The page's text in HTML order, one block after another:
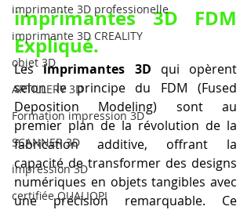
imprimante 3D professionelle
imprimante 3D CREALITY
objet 3D
ARTILLERY 3D
Formation impression 3D
SCANNER 3D
impression 3D
certifiée QUALIOPI
imprimantes 3D FDM
Expliqué.
Les imprimantes 3D qui opèrent
selon le principe du FDM (Fused
Deposition Modeling) sont au
premier plan de la révolution de la
fabrication additive, offrant la
capacité de transformer des designs
numériques en objets tangibles avec
une précision remarquable. Ce